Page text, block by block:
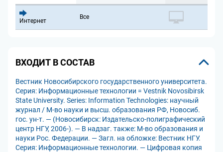
Интернет
Все
ВХОДИТ В СОСТАВ
Вестник Новосибирского государственного университета.
Серия: Информационные технологии = Vestnik Novosibirsk
State University. Series: Information Technologies: научный
журнал / М-во науки и высш. образования РФ, Новосиб.
гос. ун-т. — (Новосибирск: Издательско-полиграфический
центр НГУ, 2006-). — В надзаг. также: М-во образования и
науки Рос. Федерации. — Загл. на обложке: Вестник НГУ.
Серия: Информационные технологии. — Цифровая копия